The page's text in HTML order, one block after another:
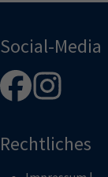
Social-Media
Rechtliches